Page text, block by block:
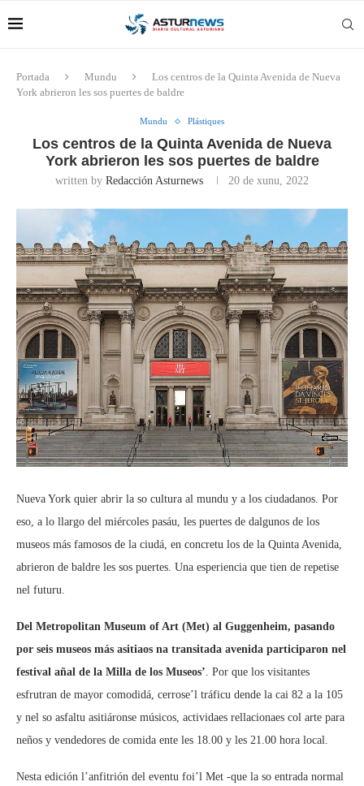
Portada Mundu
Los centros de la Quinta Avenida de Nueva
York abrieron les sos puertes de baldre
Mundu Plástiques
Los centros de la Quinta Avenida de Nueva
York abrieron les sos puertes de baldre
written by Redacción Asturnews 20 de xunu, 2022
Nueva York quier abrir la so cultura al mundu y a los ciudadanos. Por
eso, a lo llargo del miércoles pasáu, les puertes de dalgunos de los
museos más famosos de la ciudá, en concretu los de la Quinta Avenida,
abrieron de baldre les sos puertes. Una esperiencia que tien de repetise
nel futuru.
Del Metropolitan Museum of Art (Met) al Guggenheim, pasando
por seis museos más asitiaos na transitada avenida participaron nel
festival añal de la Milla de los Museos’ . Por que los visitantes
esfrutran de mayor comodidá, cerrose’l tráficu dende la cai 82 a la 105
y nel so asfaltu asitiáronse músicos, actividaes rellacionaes col arte para
neños y vendedores de comida ente les 18.00 y les 21.00 hora local.
Nesta edición l’anfitrión del eventu foi’l Met -que la so entrada normal